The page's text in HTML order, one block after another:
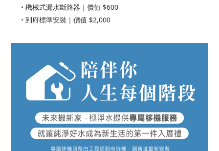
機械式漏水斷路器｜價值 $600
到府標準安裝｜價值 $2,000